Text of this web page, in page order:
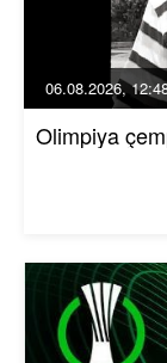
06.08.2026,
Olimpiya